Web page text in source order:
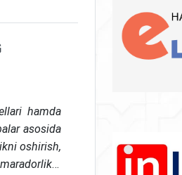
hamda
asosida
oshirish,